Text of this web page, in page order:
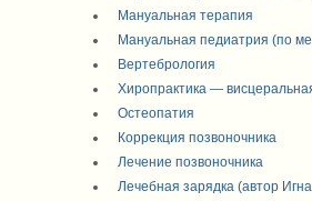
Мануальная терапия
Мануальная педиатрия (по
Вертебрология
Хиропрактика —
Остеопатия
Коррекция позвоночника
Лечение позвоночника
Лечебная зарядка (автор